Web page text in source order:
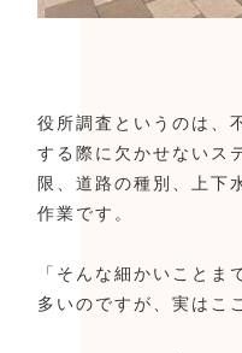
役所調査というのは、
する際に欠かせないス
限、道路の種別、上下
作業です。
「そんな細かいことま
多いのですが、実はこ